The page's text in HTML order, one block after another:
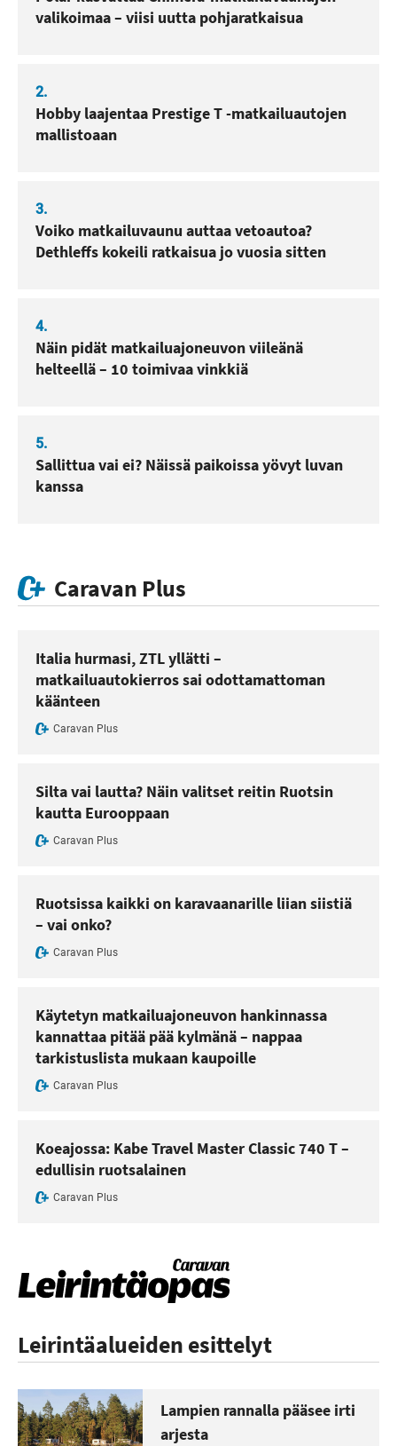
valikoimaa – viisi uutta pohjaratkaisua
2.
Hobby laajentaa Prestige T -matkailuautojen
mallistoaan
3.
Voiko matkailuvaunu auttaa vetoautoa?
Dethleffs kokeili ratkaisua jo vuosia sitten
4.
Näin pidät matkailuajoneuvon viileänä
helteellä – 10 toimivaa vinkkiä
5.
Sallittua vai ei? Näissä paikoissa yövyt luvan
kanssa
Caravan Plus
Italia hurmasi, ZTL yllätti –
matkailuautokierros sai odottamattoman
käänteen
Caravan Plus
Silta vai lautta? Näin valitset reitin Ruotsin
kautta Eurooppaan
Caravan Plus
Ruotsissa kaikki on karavaanarille liian siistiä
– vai onko?
Caravan Plus
Käytetyn matkailuajoneuvon hankinnassa
kannattaa pitää pää kylmänä – nappaa
tarkistuslista mukaan kaupoille
Caravan Plus
Koeajossa: Kabe Travel Master Classic 740 T –
edullisin ruotsalainen
Caravan Plus
Leirintäalueiden esittelyt
Lampien rannalla pääsee irti
arjesta